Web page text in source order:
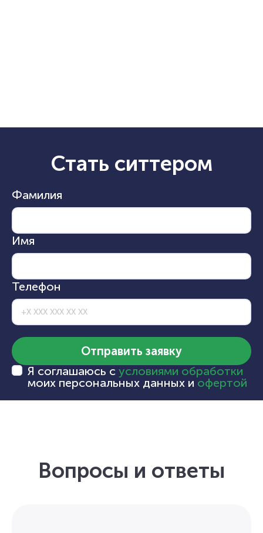
Стать ситтером
Фамилия
Имя
Телефон
Отправить заявку
Я соглашаюсь с условиями обработки
моих персональных данных и офертой
Вопросы и ответы